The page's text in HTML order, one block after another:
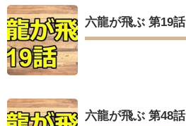
六龍が飛ぶ 第19話
六龍が飛ぶ 第48話